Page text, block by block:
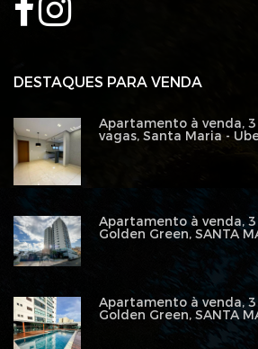
DESTAQUES PARA VENDA
Apartamento à venda,
vagas, Santa Maria -
Apartamento à venda,
Golden Green, SANTA
Apartamento à venda,
Golden Green, SANTA